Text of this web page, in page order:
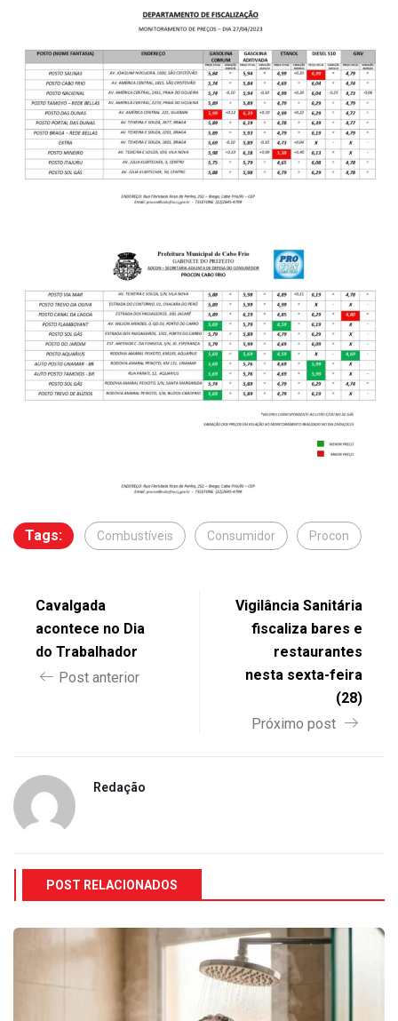
Tags: Combustíveis Consumidor Procon
Cavalgada
acontece no Dia
do Trabalhador
Post anterior
Vigilância Sanitária
fiscaliza bares e
restaurantes
nesta sexta-feira
(28)
Próximo post
Redação
POST RELACIONADOS